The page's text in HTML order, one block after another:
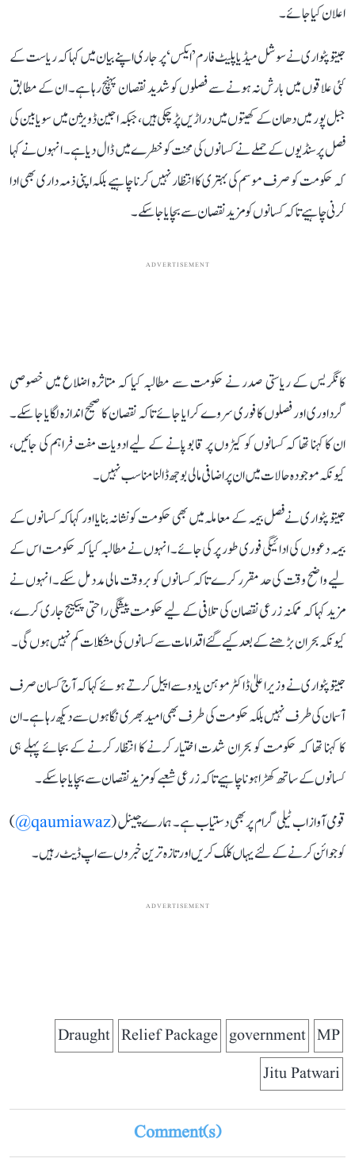
اعلان کیا جائے۔
جیتو پٹواری نے سوشل میڈیا پلیٹ فارم ’ایکس‘ پر جاری اپنے بیان میں کہا کہ ریاست کے
کئی علاقوں میں بارش نہ ہونے سے فصلوں کو شدید نقصان پہنچ رہا ہے۔ ان کے مطابق
جبل پور میں دھان کے کھیتوں میں دراڑیں پڑ چکی ہیں، جبکہ اجین ڈویژن میں سویابین کی
فصل پر سنڈیوں کے حملے نے کسانوں کی محنت کو خطرے میں ڈال دیا ہے۔ انہوں نے کہا
کہ حکومت کو صرف موسم کی بہتری کا انتظار نہیں کرنا چاہیے بلکہ اپنی ذمہ داری بھی ادا
کرنی چاہیے تاکہ کسانوں کو مزید نقصان سے بچایا جا سکے۔
ADVERTISEMENT
کانگریس کے ریاستی صدر نے حکومت سے مطالبہ کیا کہ متاثرہ اضلاع میں خصوصی
گرداوری اور فصلوں کا فوری سروے کرایا جائے تاکہ نقصان کا صحیح اندازہ لگایا جا سکے۔
ان کا کہنا تھا کہ کسانوں کو کیڑوں پر قابو پانے کے لیے ادویات مفت فراہم کی جائیں،
کیونکہ موجودہ حالات میں ان پر اضافی مالی بوجھ ڈالنا مناسب نہیں۔
جیتو پٹواری نے فصل بیمہ کے معاملہ میں بھی حکومت کو نشانہ بنایا اور کہا کہ کسانوں کے
بیمہ دعووں کی ادائیگی فوری طور پر کی جائے۔ انہوں نے مطالبہ کیا کہ حکومت اس کے
لیے واضح وقت کی حد مقرر کرے تاکہ کسانوں کو بروقت مالی مدد مل سکے۔ انہوں نے
مزید کہا کہ ممکنہ زرعی نقصان کی تلافی کے لیے حکومت پیشگی راحتی پیکیج جاری کرے،
کیونکہ بحران بڑھنے کے بعد کیے گئے اقدامات سے کسانوں کی مشکلات کم نہیں ہوں گی۔
جیتو پٹواری نے وزیر اعلیٰ ڈاکٹر موہن یادو سے اپیل کرتے ہوئے کہا کہ آج کسان صرف
آسمان کی طرف نہیں بلکہ حکومت کی طرف بھی امید بھری نگاہوں سے دیکھ رہا ہے۔ ان
کا کہنا تھا کہ حکومت کو بحران شدت اختیار کرنے کا انتظار کرنے کے بجائے پہلے ہی
کسانوں کے ساتھ کھڑا ہونا چاہیے تاکہ زرعی شعبے کو مزید نقصان سے بچایا جا سکے۔
قومی آواز اب ٹیلی گرام پر بھی دستیاب ہے۔ ہمارے چینل (qaumiawaz@
)
کو جوائن کرنے کے لئے یہاں کلک کریں اور تازہ ترین خبروں سے اپ ڈیٹ رہیں۔
ADVERTISEMENT
MP
government
Relief Package
Draught
Jitu Patwari
Comment(s)